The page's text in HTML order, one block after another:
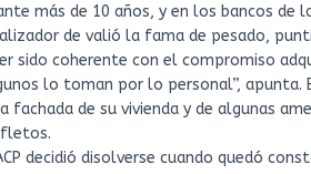
más de 10 años, y en los bancos de
de valió la fama de pesado,
sido coherente con el compromiso
lo toman por lo personal”, apunta.
fachada de su vivienda y de algunas
decidió disolverse cuando quedó